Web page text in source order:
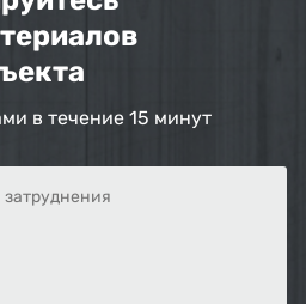
в течение 15 минут